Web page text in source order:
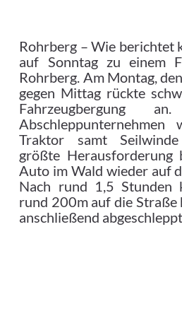
Rohrberg – Wie berichtet
auf Sonntag zu einem
Rohrberg. Am Montag,
gegen Mittag rückte
Fahrzeugbergung
Traktor samt
größte Herausforderung
Auto im Wald wieder auf
Nach rund 1,5 Stunden
rund 200m auf die Straße
anschließend